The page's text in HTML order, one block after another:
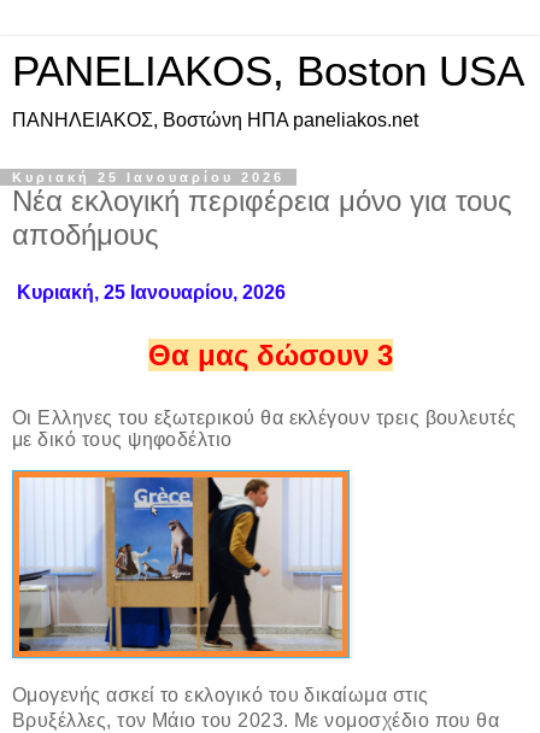
PANELIAKOS, Boston USA
ΠAΝΗΛΕΙΑΚΟΣ, Βοστώνη ΗΠΑ paneliakos.net
Κυριακή 25 Ιανουαρίου 2026
Νέα εκλογική περιφέρεια μόνο για τους
αποδήμους
Κυριακή, 25 Ιανουαρίου, 2026
Θα μας δώσουν 3
Οι Ελληνες του εξωτερικού θα εκλέγουν τρεις βουλευτές
με δικό τους ψηφοδέλτιο
Ομογενής ασκεί το εκλογικό του δικαίωμα στις
Βρυξέλλες, τον Μάιο του 2023. Με νομοσχέδιο που θα